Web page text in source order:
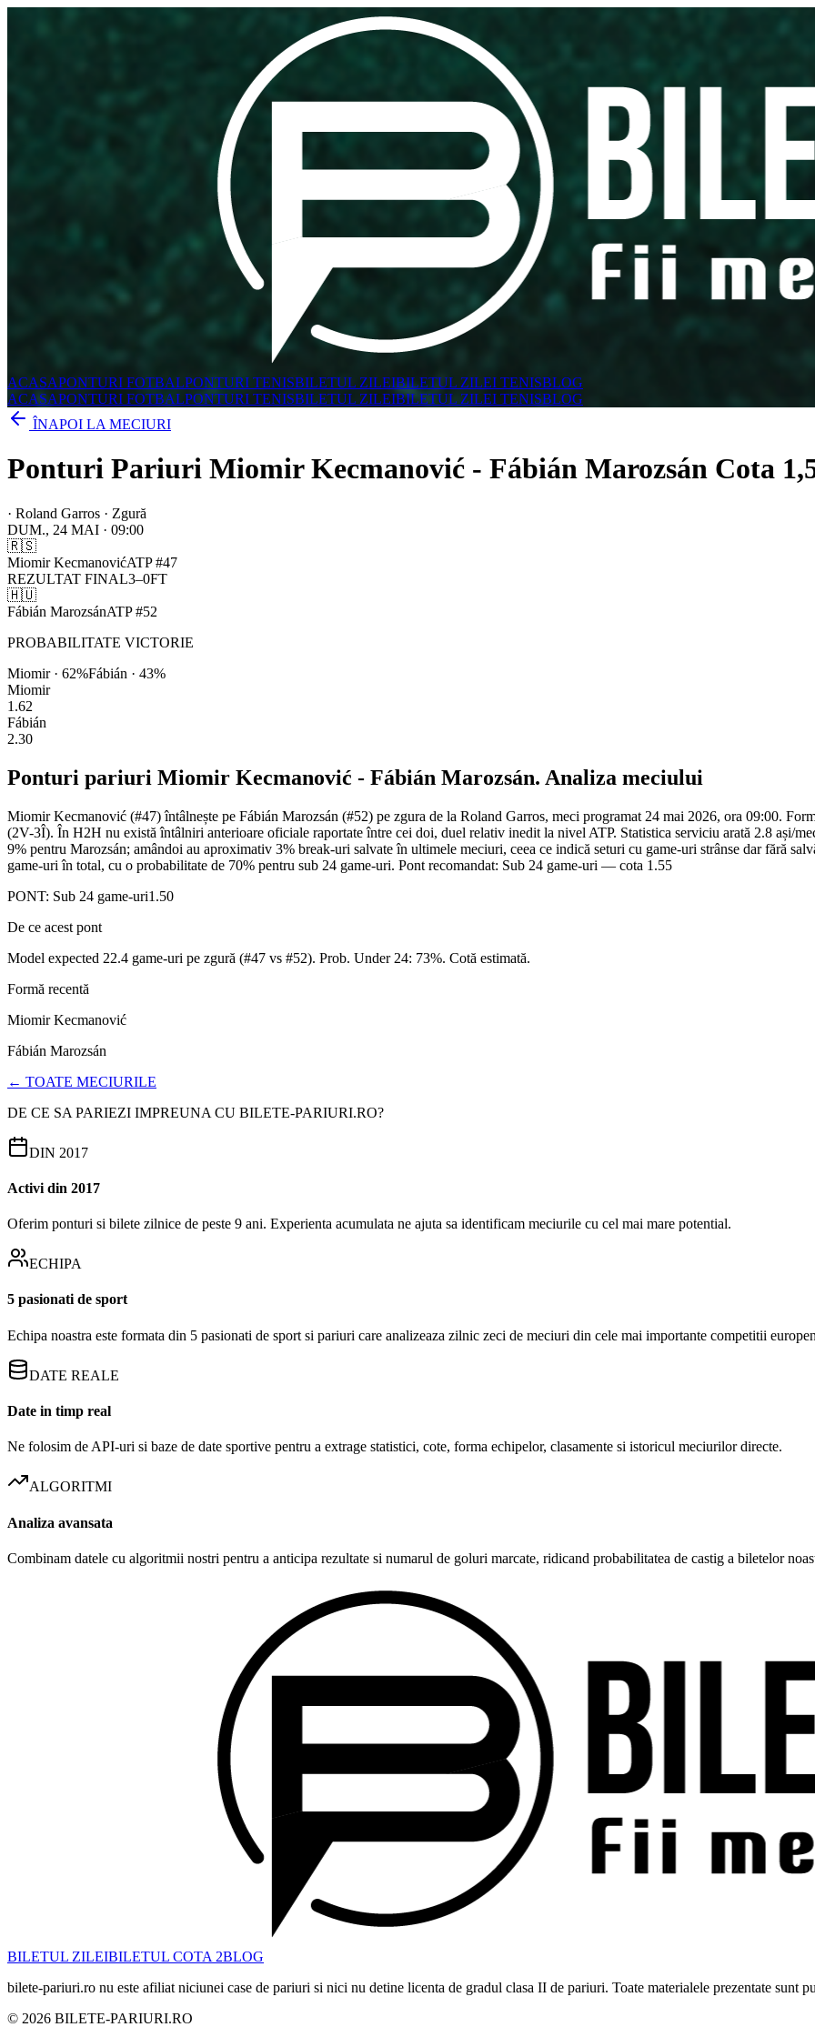
ACASAPONTURI FOTBALPONTURI TENISBILETUL ZILEIBILETUL ZILEI TENISBLOG
ACASAPONTURI FOTBALPONTURI TENISBILETUL ZILEIBILETUL ZILEI TENISBLOG
ÎNAPOI LA MECIURI
Ponturi Pariuri Miomir Kecmanović - Fábián Marozsán Cota
· Roland Garros · Zgură
DUM., 24 MAI · 09:00
🇷🇸
Miomir KecmanovićATP#47
REZULTAT FINAL3–0FT
🇭🇺
Fábián MarozsánATP#52
PROBABILITATE VICTORIE
Miomir· 62%Fábián · 43%
Miomir
1.62
Fábián
2.30
Ponturi pariuri Miomir Kecmanović - Fábián Marozsán. Analiza meciului
Miomir Kecmanović (#47) întâlnește pe Fábián Marozsán (#52) pe zgura de la Roland Garros, meci programat 24 mai 2026, ora 09:00.
(2V-3Î). În H2H nu există întâlniri anterioare oficiale raportate între cei doi, duel relativ inedit la nivel ATP. Statistica serviciu arată 2.8 ași/
9% pentru Marozsán; amândoi au aproximativ 3% break-uri salvate în ultimele meciuri, ceea ce indică seturi cu game-uri strânse dar fără
game-uri în total, cu o probabilitate de 70% pentru sub 24 game-uri. Pont recomandat: Sub 24 game-uri — cota 1.55
PONT: Sub 24 game-uri1.50
De ce acest pont
Model expected 22.4 game-uri pe zgură (#47 vs #52). Prob. Under 24: 73%. Cotă estimată.
Formă recentă
Miomir Kecmanović
Fábián Marozsán
← TOATE MECIURILE
DE CE SA PARIEZI IMPREUNA CU BILETE-PARIURI.RO?
DIN 2017
Activi din 2017
Oferim ponturi si bilete zilnice de peste 9 ani. Experienta acumulata ne ajuta sa identificam meciurile cu cel mai mare potential.
ECHIPA
5 pasionati de sport
Echipa noastra este formata din 5 pasionati de sport si pariuri care analizeaza zilnic zeci de meciuri din cele mai importante competitii
DATE REALE
Date in timp real
Ne folosim de API-uri si baze de date sportive pentru a extrage statistici, cote, forma echipelor, clasamente si istoricul meciurilor directe.
ALGORITMI
Analiza avansata
Combinam datele cu algoritmii nostri pentru a anticipa rezultate si numarul de goluri marcate, ridicand probabilitatea de castig a biletelor
BILETUL ZILEIBILETUL COTA 2BLOG
bilete-pariuri.ro nu este afiliat niciunei case de pariuri si nici nu detine licenta de gradul clasa II de pariuri. Toate materialele prezentate sunt
© 2026 BILETE-PARIURI.RO